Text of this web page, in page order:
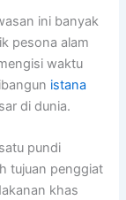
ini banyak
pesona alam
waktu
istana
di dunia.
pundi
tujuan penggiat
khas